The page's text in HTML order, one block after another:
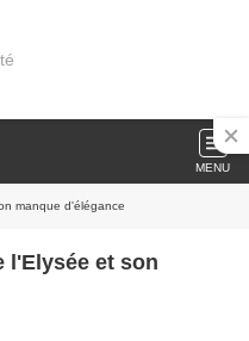
MENU
manque d'élégance
l'Elysée et son